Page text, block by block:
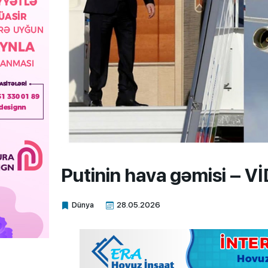
Putinin hava gəmisi –
Dünya 28.05.2026
Xalq.Online